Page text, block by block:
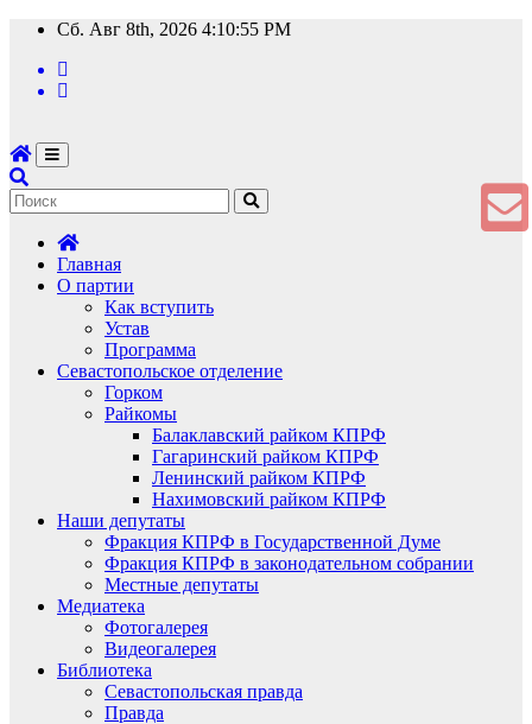
Перейти
содержимому
Сб. Авг 8th, 2026 4:10:56 PM
Главная
О партии
Как вступить
Устав
Программа
Севастопольское отделение
Горком
Райкомы
Балаклавский райком КПРФ
Гагаринский райком КПРФ
Ленинский райком КПРФ
Нахимовский райком КПРФ
Наши депутаты
Фракция КПРФ в Государственной Думе
Фракция КПРФ в законодательном собрании
Местные депутаты
Медиатека
Фотогалерея
Видеогалерея
Библиотека
Севастопольская правда
Правда